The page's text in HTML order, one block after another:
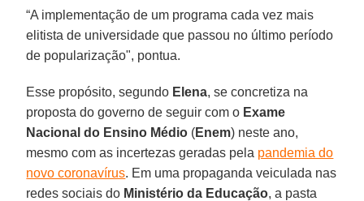
“A implementação de um programa cada vez mais
elitista de universidade que passou no último período
de popularização", pontua.
Esse propósito, segundo Elena, se concretiza na
proposta do governo de seguir com o Exame
Nacional do Ensino Médio (Enem) neste ano,
mesmo com as incertezas geradas pela pandemia do
novo coronavírus. Em uma propaganda veiculada nas
redes sociais do Ministério da Educação, a pasta